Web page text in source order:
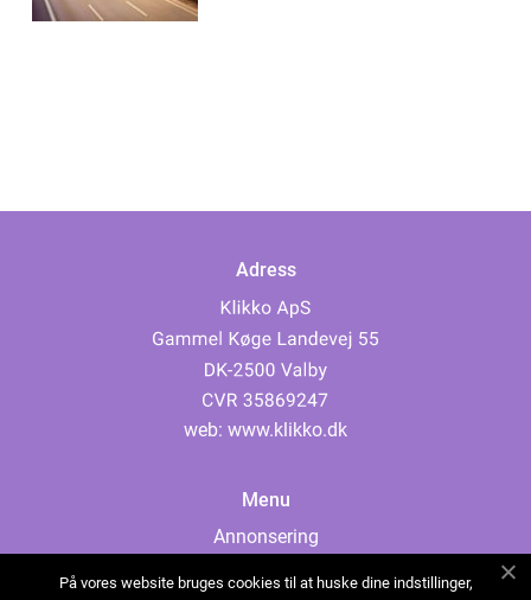
Adress
web: www.klikko.dk
Menu
Annonsering
På vores website bruges cookies til at huske dine indstillinger,